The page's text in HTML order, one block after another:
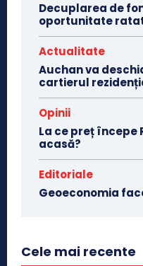
Decuplarea de
oportunitate
Actualitate
Auchan va
cartierul
Opinii
La ce preț începe
acasă?
Editoriale
Geoeconomia
Cele mai recente